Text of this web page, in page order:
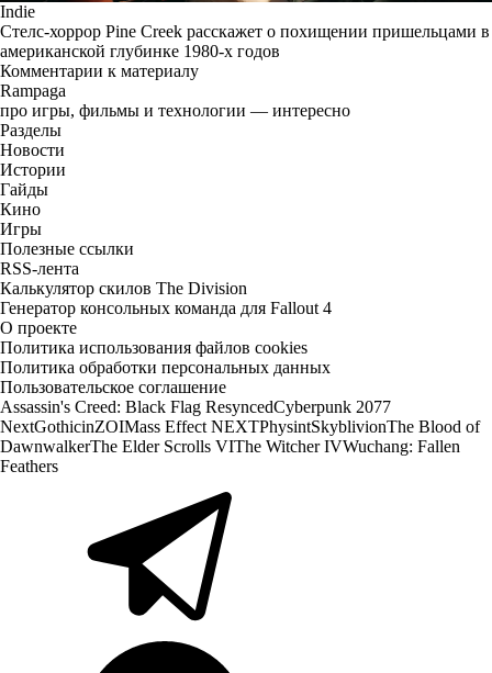
Indie
Стелс-хоррор Pine Creek расскажет о похищении пришельцами в
американской глубинке 1980-х годов
Комментарии к материалу
Rampaga
про игры, фильмы и технологии — интересно
Разделы
Новости
Истории
Гайды
Кино
Игры
Полезные ссылки
RSS-лента
Калькулятор скилов The Division
Генератор консольных команда для Fallout 4
О проекте
Политика использования файлов cookies
Политика обработки персональных данных
Пользовательское соглашение
Assassin's Creed: Black Flag ResyncedCyberpunk 2077
NextGothicinZOIMass Effect NEXTPhysintSkyblivionThe Blood of
DawnwalkerThe Elder Scrolls VIThe Witcher IVWuchang: Fallen
Feathers